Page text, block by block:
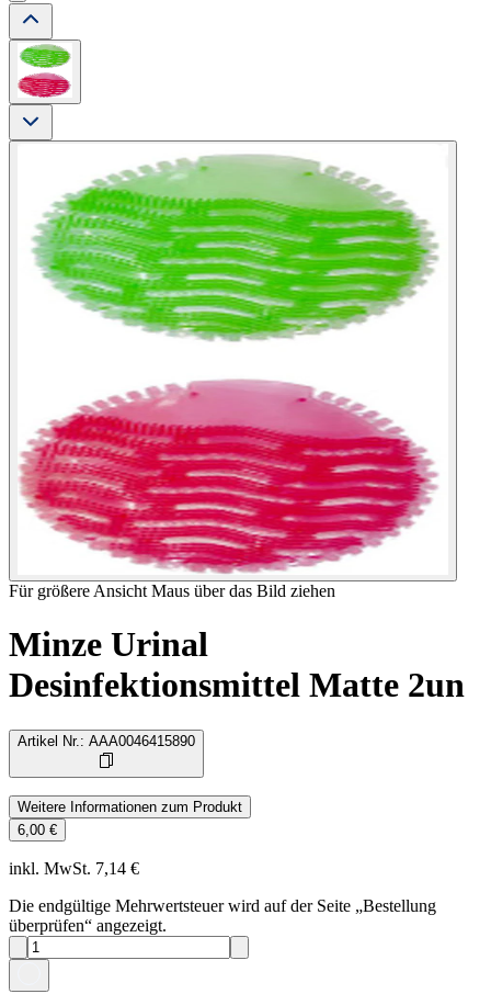
Für größere Ansicht Maus über das Bild ziehen
Minze Urinal
Desinfektionsmittel Matte 2un
Artikel Nr. : AAA0046415890
Weitere Informationen zum Produkt
6,00 €
inkl. MwSt. 7,14 €
Die endgültige Mehrwertsteuer wird auf der Seite „Bestellung
überprüfen“ angezeigt.